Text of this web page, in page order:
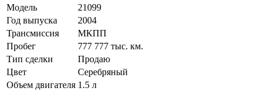
Модель
21099
Год выпуска
2004
Трансмиссия
МКПП
Пробег
777 777 тыс. км.
Тип сделки
Продаю
Цвет
Серебряный
Объем двигателя 1.5 л